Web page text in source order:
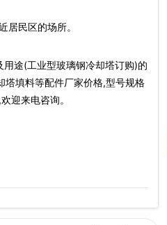
民区的场所。
途(工业型玻璃钢冷却塔订购)的
塔填料等配件厂家价格,型号规格
迎来电咨询。